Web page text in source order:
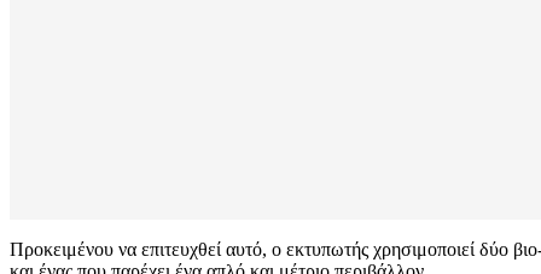
Προκειμένου να επιτευχθεί αυτό, ο εκτυπωτής χρησιμοποιεί δύο